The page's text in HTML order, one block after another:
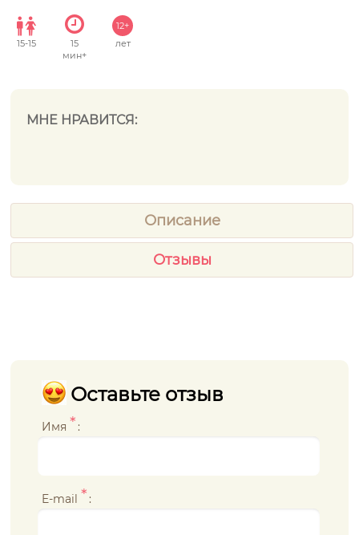
15-15
15
мин+
12+
лет
МНЕ НРАВИТСЯ:
Описание
Отзывы
Оставьте отзыв
Имя * :
E-mail * :